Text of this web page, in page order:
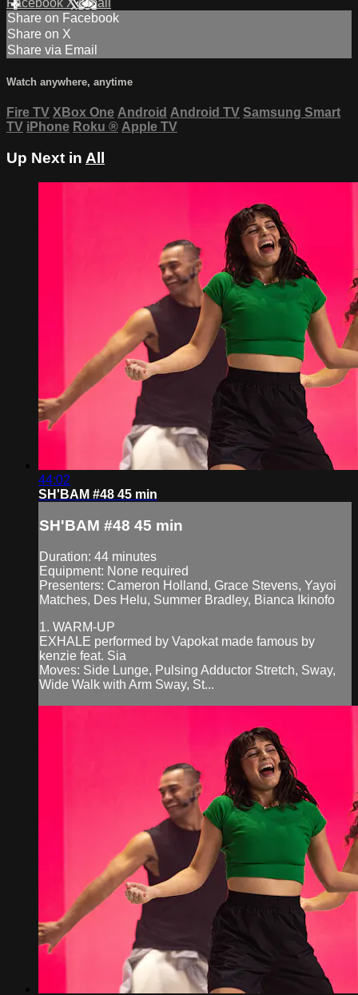
Share on Facebook
Share on X
Share via Email
Watch anywhere, anytime
Fire TV XBox One Android Android TV Samsung Smart
TV iPhone Roku ® Apple TV
Up Next in All
44:02
SH'BAM #48 45 min
SH'BAM #48 45 min
Duration: 44 minutes
Equipment: None required
Presenters: Cameron Holland, Grace Stevens, Yayoi
Matches, Des Helu, Summer Bradley, Bianca Ikinofo
1. WARM-UP
EXHALE performed by Vapokat made famous by
kenzie feat. Sia
Moves: Side Lunge, Pulsing Adductor Stretch, Sway,
Wide Walk with Arm Sway, St...